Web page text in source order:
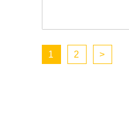
1 2 >